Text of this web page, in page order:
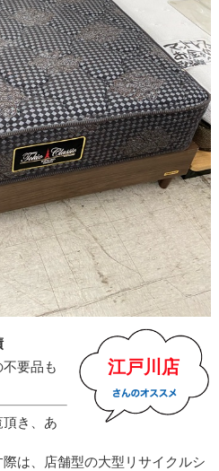
江戸川店
要品も
き、あ
は、店舗型の大型リサイクルシ